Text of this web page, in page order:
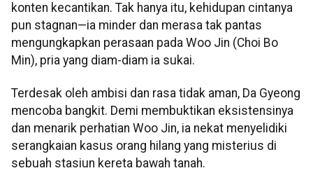
konten kecantikan. Tak hanya itu, kehidupan cintanya
pun stagnan—ia minder dan merasa tak pantas
mengungkapkan perasaan pada Woo Jin (Choi Bo
Min), pria yang diam-diam ia sukai.
Terdesak oleh ambisi dan rasa tidak aman, Da Gyeong
mencoba bangkit. Demi membuktikan eksistensinya
dan menarik perhatian Woo Jin, ia nekat menyelidiki
serangkaian kasus orang hilang yang misterius di
sebuah stasiun kereta bawah tanah.